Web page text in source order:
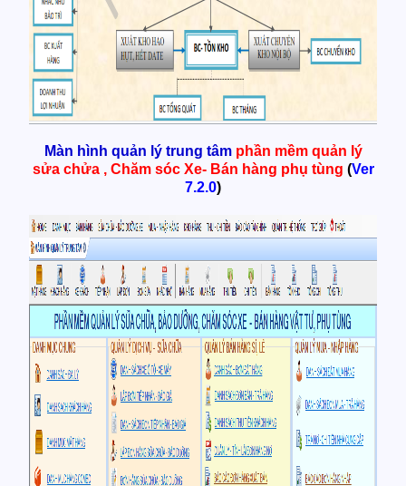
Màn hình quản lý trung tâm phần mềm quản lý
sửa chửa , Chăm sóc Xe- Bán hàng phụ tùng (Ver
7.2.0)